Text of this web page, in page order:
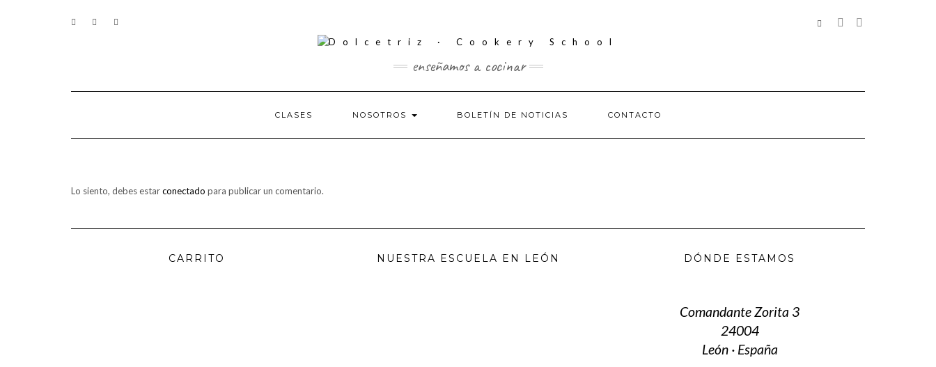
CONTACTO
REDES
SOCIALES
enseñamos a cocinar
CLASES NOSOTROS BOLETÍN DE NOTICIAS CONTACTO
Lo siento, debes estarconectado para publicar un comentario.
CARRITO NUESTRA ESCUELA EN LEÓN DÓNDE ESTAMOS
Comandante Zorita 3
24004
León · España